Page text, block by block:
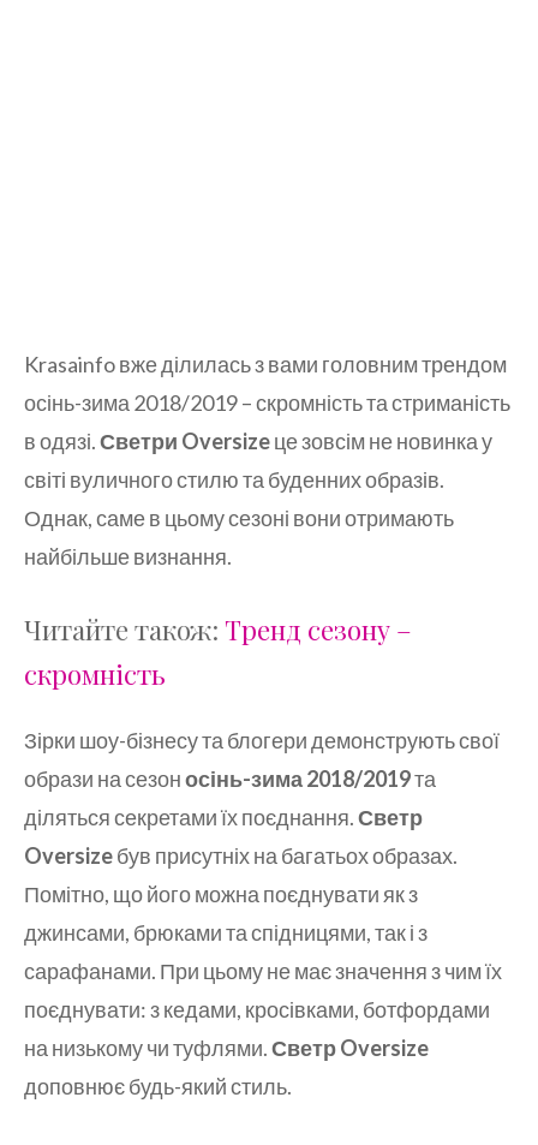
Krasainfo вже ділилась з вами головним трендом
осінь-зима 2018/2019 – скромність та стриманість
в одязі.Светри Oversizeце зовсім не новинка у
світі вуличного стилю та буденних образів.
Однак, саме в цьому сезоні вони отримають
найбільше визнання.
Читайте також: Тренд сезону –
скромність
Зірки шоу-бізнесу та блогери демонструють свої
образи на сезоносінь-зима 2018/2019та
діляться секретами їх поєднання.Светр
Oversizeбув присутніх на багатьох образах.
Помітно, що його можна поєднувати як з
джинсами, брюками та спідницями, так і з
сарафанами. При цьому не має значення з чим їх
поєднувати: з кедами, кросівками, ботфордами
на низькому чи туфлями.Светр Oversize
доповнює будь-який стиль.